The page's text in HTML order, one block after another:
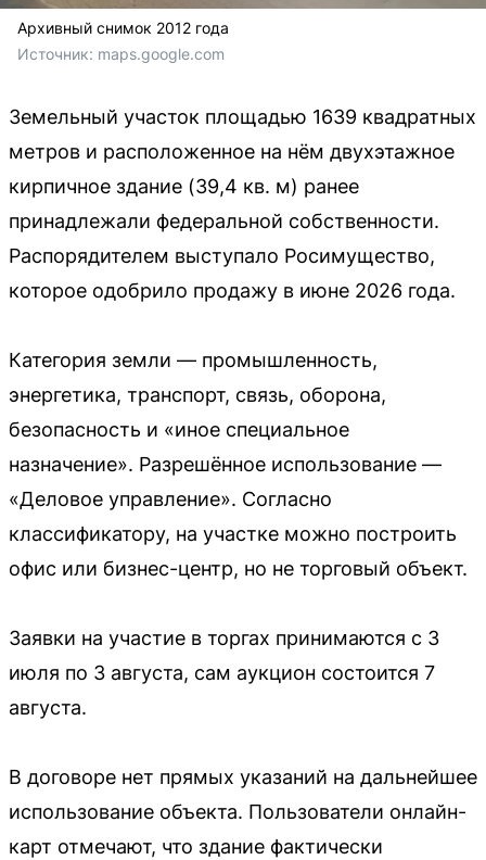
Архивный снимок 2012 года
Источник: maps.google.com
Земельный участок площадью 1639 квадратных
метров и расположенное на нём двухэтажное
кирпичное здание (39,4 кв. м) ранее
принадлежали федеральной собственности.
Распорядителем выступало Росимущество,
которое одобрило продажу в июне 2026 года.
Категория земли — промышленность,
энергетика, транспорт, связь, оборона,
безопасность и «иное специальное
назначение». Разрешённое использование —
«Деловое управление». Согласно
классификатору, на участке можно построить
офис или бизнес-центр, но не торговый объект.
Заявки на участие в торгах принимаются с 3
июля по 3 августа, сам аукцион состоится 7
августа.
В договоре нет прямых указаний на дальнейшее
использование объекта. Пользователи онлайн-
карт отмечают, что здание фактически